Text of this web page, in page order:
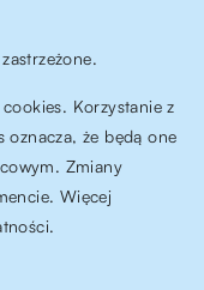
Korzystanie z
że będą one
Zmiany
Więcej
.